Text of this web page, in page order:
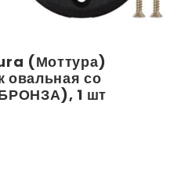
(Моттура)
овальная со
1 шт